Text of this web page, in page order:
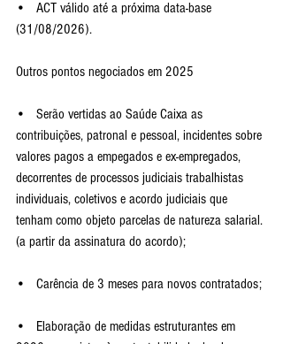
•   ACT válido até a próxima data-base
(31/08/2026).
Outros pontos negociados em 2025
•   Serão vertidas ao Saúde Caixa as
contribuições, patronal e pessoal, incidentes sobre
valores pagos a empegados e ex-empregados,
decorrentes de processos judiciais trabalhistas
individuais, coletivos e acordo judiciais que
tenham como objeto parcelas de natureza salarial.
(a partir da assinatura do acordo);
•   Carência de 3 meses para novos contratados;
•   Elaboração de medidas estruturantes em